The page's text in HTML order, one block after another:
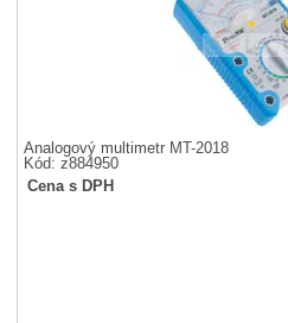
Analogový multimetr MT-2018
Kód: z884950
Cena s DPH